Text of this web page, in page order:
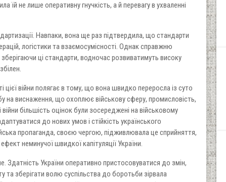
їй не лише оперативну гнучкість, а й перевагу в ухваленні
Навпаки, вона ще раз підтвердила, що стандарти
логістики та взаємосумісності. Однак справжню
зберігаючи ці стандарти, водночас розвиватимуть високу
цієї війни полягає в тому, що вона швидко переросла із суто
на виснаження, що охоплює військову сферу, промисловість,
більшість оцінок були зосереджені на військовому
до нових умов і стійкість українського
пропаганда, своєю чергою, підживлювала це сприйняття,
неминучої швидкої капітуляції України.
Здатність України оперативно пристосовуватися до змін,
та зберігати волю суспільства до боротьби зірвала